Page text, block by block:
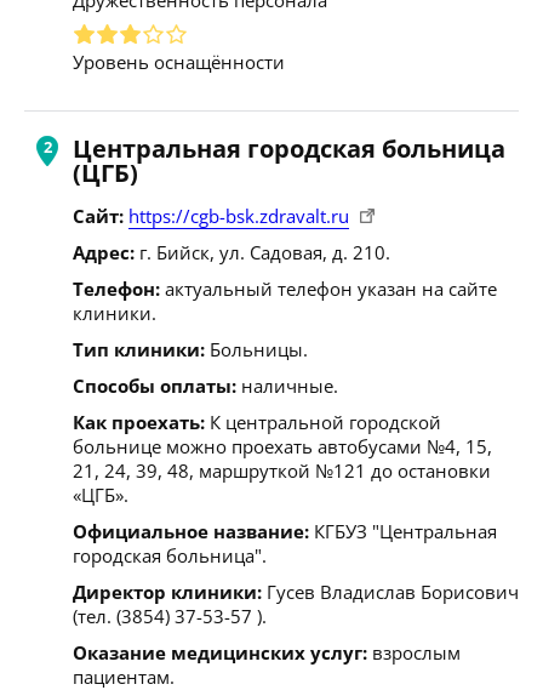
Уровень оснащённости
Центральная городская больница
(ЦГБ)
Сайт: https://cgb-bsk.zdravalt.ru
Адрес: г. Бийск, ул. Садовая, д. 210.
Телефон: актуальный телефон указан на сайте
клиники.
Тип клиники: Больницы.
Способы оплаты: наличные.
Как проехать: К центральной городской
больнице можно проехать автобусами №4, 15,
21, 24, 39, 48, маршруткой №121 до остановки
«ЦГБ».
Официальное название: КГБУЗ "Центральная
городская больница".
Директор клиники: Гусев Владислав Борисович
(тел. (3854) 37-53-57 ).
Оказание медицинских услуг: взрослым
пациентам.